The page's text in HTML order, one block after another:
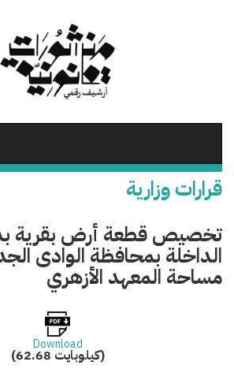
قرارات وزارية
تخصيص قطعة أرض بقرية
الداخلة بمحافظة الوادى
مساحة المعهد الأزهري
Download
(62.68 كيلوبايت)